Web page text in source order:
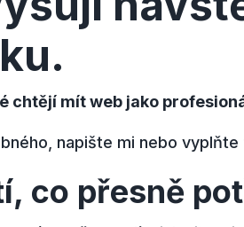
chtějí mít web jako
napište mi nebo
co přesně